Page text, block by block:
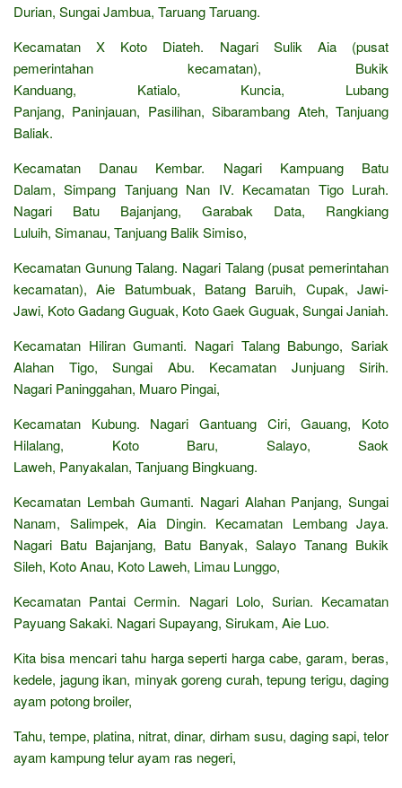
Durian, Sungai Jambua, Taruang Taruang.
Kecamatan X Koto Diateh. Nagari Sulik Aia (pusat
pemerintahan kecamatan), Bukik
Kanduang, Katialo, Kuncia, Lubang
Panjang, Paninjauan, Pasilihan, Sibarambang Ateh, Tanjuang
Baliak.
Kecamatan Danau Kembar. Nagari Kampuang Batu
Dalam, Simpang Tanjuang Nan IV. Kecamatan Tigo Lurah.
Nagari Batu Bajanjang, Garabak Data, Rangkiang
Luluih, Simanau, Tanjuang Balik Simiso,
Kecamatan Gunung Talang. Nagari Talang (pusat pemerintahan
kecamatan), Aie Batumbuak, Batang Baruih, Cupak, Jawi-
Jawi, Koto Gadang Guguak, Koto Gaek Guguak, Sungai Janiah.
Kecamatan Hiliran Gumanti. Nagari Talang Babungo, Sariak
Alahan Tigo, Sungai Abu. Kecamatan Junjuang Sirih.
Nagari Paninggahan, Muaro Pingai,
Kecamatan Kubung. Nagari Gantuang Ciri, Gauang, Koto
Hilalang, Koto Baru, Salayo, Saok
Laweh, Panyakalan, Tanjuang Bingkuang.
Kecamatan Lembah Gumanti. Nagari Alahan Panjang, Sungai
Nanam, Salimpek, Aia Dingin. Kecamatan Lembang Jaya.
Nagari Batu Bajanjang, Batu Banyak, Salayo Tanang Bukik
Sileh, Koto Anau, Koto Laweh, Limau Lunggo,
Kecamatan Pantai Cermin. Nagari Lolo, Surian. Kecamatan
Payuang Sakaki. Nagari Supayang, Sirukam, Aie Luo.
Kita bisa mencari tahu harga seperti harga cabe, garam, beras,
kedele, jagung ikan, minyak goreng curah, tepung terigu, daging
ayam potong broiler,
Tahu, tempe, platina, nitrat, dinar, dirham susu, daging sapi, telor
ayam kampung telur ayam ras negeri,